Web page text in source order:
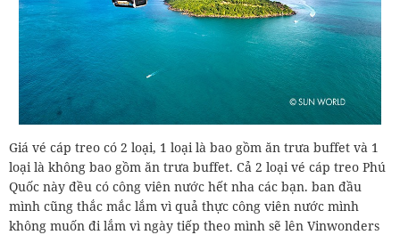
Giá vé cáp treo có 2 loại, 1 loại là bao gồm ăn trưa buffet và 1
loại là không bao gồm ăn trưa buffet. Cả 2 loại vé cáp treo Phú
Quốc này đều có công viên nước hết nha các bạn. ban đầu
mình cũng thắc mắc lắm vì quả thực công viên nước mình
không muốn đi lắm vì ngày tiếp theo mình sẽ lên Vinwonders